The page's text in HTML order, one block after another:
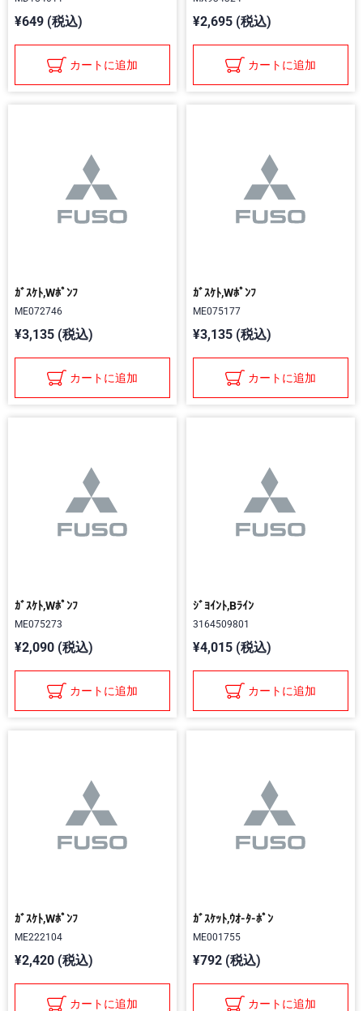
¥649 (税込)
カートに追加
¥2,695 (税込)
カートに追加
ｶﾞｽｹﾄ,Wﾎﾟﾝﾌ
ME072746
¥3,135 (税込)
カートに追加
ｶﾞｽｹﾄ,Wﾎﾟﾝﾌ
ME075177
¥3,135 (税込)
カートに追加
ｶﾞｽｹﾄ,Wﾎﾟﾝﾌ
ME075273
¥2,090 (税込)
カートに追加
ｼﾞﾖｲﾝﾄ,Bﾗｲﾝ
3164509801
¥4,015 (税込)
カートに追加
ｶﾞｽｹﾄ,Wﾎﾟﾝﾌ
ME222104
¥2,420 (税込)
カートに追加
ｶﾞｽｹｯﾄ,ｳｵ-ﾀ-ﾎﾟﾝ
ME001755
¥792 (税込)
カートに追加